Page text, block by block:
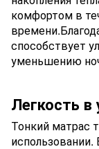
комфортом в
способствует
уменьшению
Легкость в
Тонкий матрас